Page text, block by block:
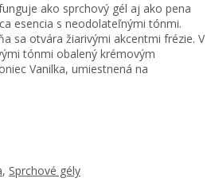
ako sprchový gél aj ako pena
esencia s neodolateľnými tónmi.
sa otvára žiarivými akcentmi frézie. V
tónmi obalený krémovým
Vanilka, umiestnená na
, Sprchové gély